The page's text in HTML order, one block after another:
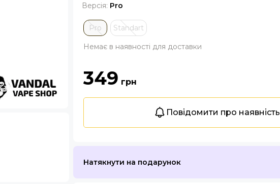
Версія: Pro
Pro Standart
Немає в наявності для доставки
349 грн
Повідомити про наявність
Натякнути на подарунок